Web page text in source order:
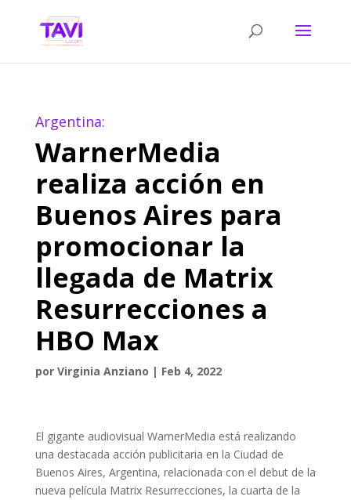
Argentina:
WarnerMedia
realiza acción en
Buenos Aires para
promocionar la
llegada de Matrix
Resurrecciones a
HBO Max
por Virginia Anziano | Feb 4, 2022
El gigante audiovisual WarnerMedia está realizando
una destacada acción publicitaria en la Ciudad de
Buenos Aires, Argentina, relacionada con el debut de la
nueva película Matrix Resurrecciones, la cuarta de la